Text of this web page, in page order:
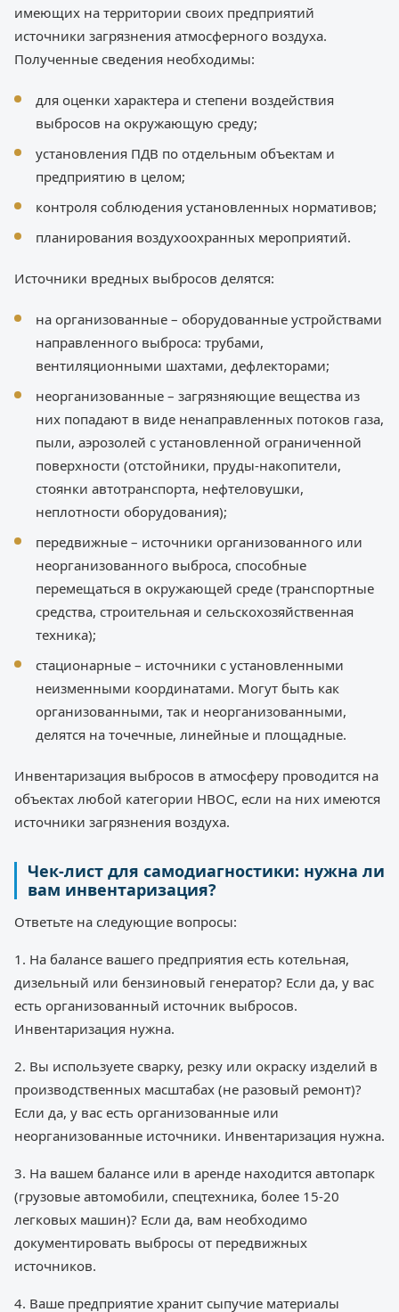
имеющих на территории своих предприятий
источники загрязнения атмосферного воздуха.
Полученные сведения необходимы:
для оценки характера и степени воздействия
выбросов на окружающую среду;
установления ПДВ по отдельным объектам и
предприятию в целом;
контроля соблюдения установленных нормативов;
планирования воздухоохранных мероприятий.
Источники вредных выбросов делятся:
на организованные – оборудованные устройствами
направленного выброса: трубами,
вентиляционными шахтами, дефлекторами;
неорганизованные – загрязняющие вещества из
них попадают в виде ненаправленных потоков газа,
пыли, аэрозолей с установленной ограниченной
поверхности (отстойники, пруды-накопители,
стоянки автотранспорта, нефтеловушки,
неплотности оборудования);
передвижные – источники организованного или
неорганизованного выброса, способные
перемещаться в окружающей среде (транспортные
средства, строительная и сельскохозяйственная
техника);
стационарные – источники с установленными
неизменными координатами. Могут быть как
организованными, так и неорганизованными,
делятся на точечные, линейные и площадные.
Инвентаризация выбросов в атмосферу проводится на
объектах любой категории НВОС, если на них имеются
источники загрязнения воздуха.
Чек-лист для самодиагностики: нужна ли
вам инвентаризация?
Ответьте на следующие вопросы:
1. На балансе вашего предприятия есть котельная,
дизельный или бензиновый генератор? Если да, у вас
есть организованный источник выбросов.
Инвентаризация нужна.
2. Вы используете сварку, резку или окраску изделий в
производственных масштабах (не разовый ремонт)?
Если да, у вас есть организованные или
неорганизованные источники. Инвентаризация нужна.
3. На вашем балансе или в аренде находится автопарк
(грузовые автомобили, спецтехника, более 15-20
легковых машин)? Если да, вам необходимо
документировать выбросы от передвижных
источников.
4. Ваше предприятие хранит сыпучие материалы